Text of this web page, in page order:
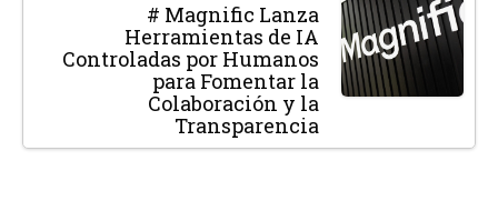
# Magnific Lanza
Herramientas de IA
Controladas por Humanos
para Fomentar la
Colaboración y la
Transparencia